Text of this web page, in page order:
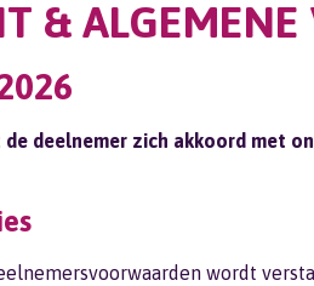
&
deelnemer zich akkoord met
wordt